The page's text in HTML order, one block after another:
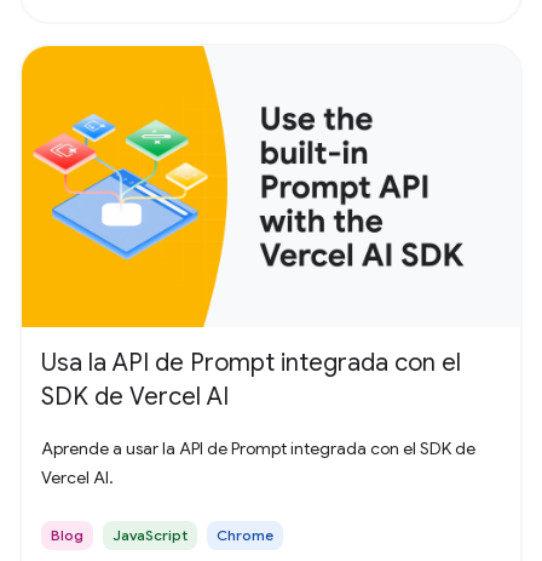
Usa la API de Prompt integrada con el
SDK de Vercel AI
Aprende a usar la API de Prompt integrada con el SDK de
Vercel AI.
Blog JavaScript Chrome